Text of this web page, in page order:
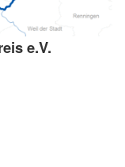
e.V.